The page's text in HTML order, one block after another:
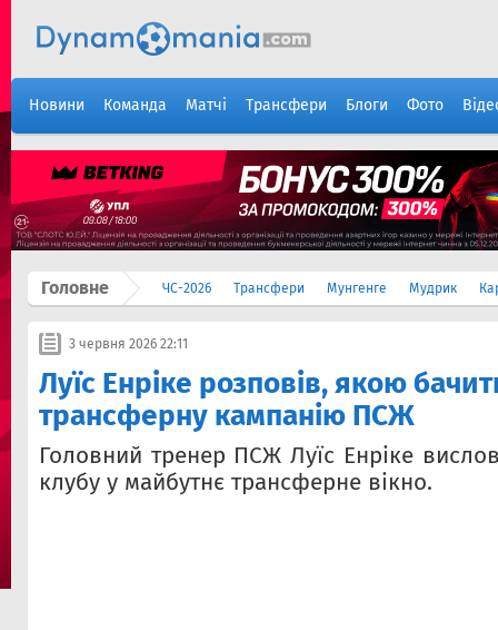
Новини Команда Матчі Трансфери Блоги Фото
Головне ЧС-2026 Трансфери Мунгенге Мудрик
3 червня 2026 22:11
Луїс Енріке розповів, якою
трансферну кампанію ПСЖ
Головний тренер ПСЖ Луїс Енріке
клубу у майбутнє трансферне вікно.